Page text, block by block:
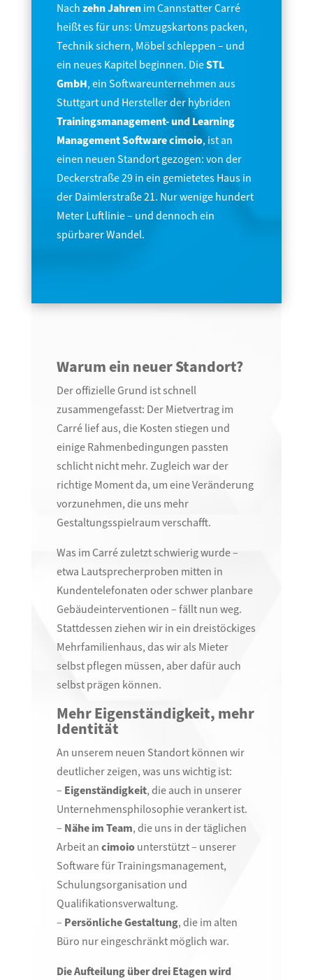
Nachzehn Jahrenim Cannstatter Carré
heißt es für uns: Umzugskartons packen,
Technik sichern, Möbel schleppen – und
ein neues Kapitel beginnen. DieSTL
GmbH, ein Softwareunternehmen aus
Stuttgart und Hersteller der hybriden
Trainingsmanagement- und Learning
Management Software cimoio, ist an
einen neuen Standort gezogen: von der
Deckerstraße 29 in ein gemietetes Haus in
der Daimlerstraße 21. Nur wenige hundert
Meter Luftlinie – und dennoch ein
spürbarer Wandel.
Warum ein neuer Standort?
Der offizielle Grund ist schnell
zusammengefasst: Der Mietvertrag im
Carré lief aus, die Kosten stiegen und
einige Rahmenbedingungen passten
schlicht nicht mehr. Zugleich war der
richtige Moment da, um eine Veränderung
vorzunehmen, die uns mehr
Gestaltungsspielraum verschafft.
Was im Carré zuletzt schwierig wurde –
etwa Lautsprecherproben mitten in
Kundentelefonaten oder schwer planbare
Gebäudeinterventionen – fällt nun weg.
Stattdessen ziehen wir in ein dreistöckiges
Mehrfamilienhaus, das wir als Mieter
selbst pflegen müssen, aber dafür auch
selbst prägen können.
Mehr Eigenständigkeit, mehr
Identität
An unserem neuen Standort können wir
deutlicher zeigen, was uns wichtig ist:
– Eigenständigkeit, die auch in unserer
Unternehmensphilosophie verankert ist.
– Nähe im Team, die uns in der täglichen
Arbeit ancimoiounterstützt – unserer
Software für Trainingsmanagement,
Schulungsorganisation und
Qualifikationsverwaltung.
– Persönliche Gestaltung, die im alten
Büro nur eingeschränkt möglich war.
Die Aufteilung über drei Etagen wird